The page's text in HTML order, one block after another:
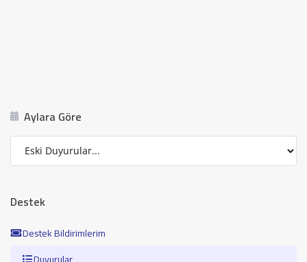
Aylara Göre
Destek
Destek Bildirimlerim